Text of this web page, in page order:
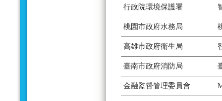
行政院環境保護署
桃園市政府水務局
高雄市政府衛生局
臺南市政府消防局
金融監督管理委員會